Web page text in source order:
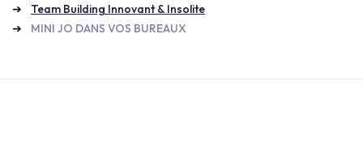
Team Building Innovant & Insolite
MINI JO DANS VOS BUREAUX